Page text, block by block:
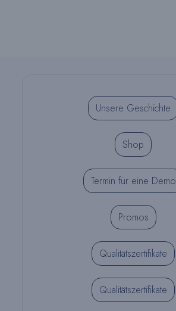
Unsere Geschichte
Shop
Termin für eine Demo
Promos
Qualitätszertifikate
Qualitätszertifikate